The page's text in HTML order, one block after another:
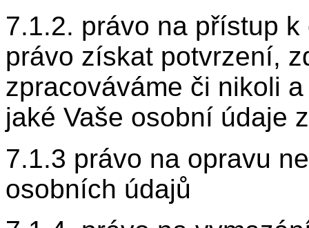
7.1.2. právo na přístup
právo získat potvrzení,
zpracováváme či nikoli
jaké Vaše osobní údaje
7.1.3 právo na opravu
osobních údajů